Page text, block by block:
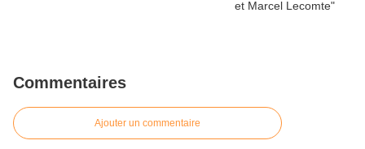
Commentaires
Ajouter un commentaire